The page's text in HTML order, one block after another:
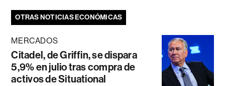
OTRAS NOTICIAS ECONÓMICAS
MERCADOS
Citadel, de Griffin, se dispara
5,9% en julio tras compra de
activos de Situational